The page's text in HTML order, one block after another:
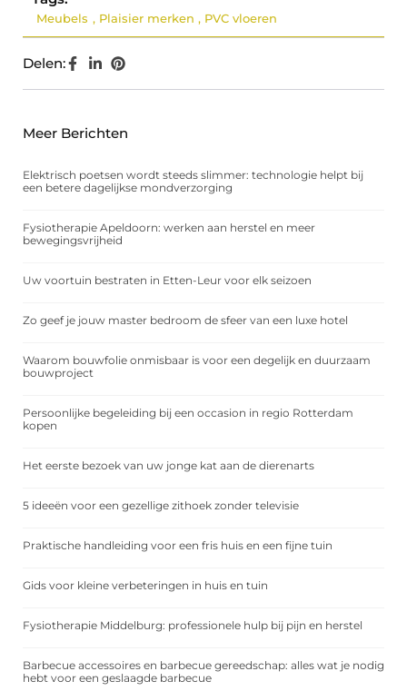
Meubels , Plaisier merken , PVC vloeren
Delen:
Meer Berichten
Elektrisch poetsen wordt steeds slimmer: technologie helpt bij
een betere dagelijkse mondverzorging
Fysiotherapie Apeldoorn: werken aan herstel en meer
bewegingsvrijheid
Uw voortuin bestraten in Etten-Leur voor elk seizoen
Zo geef je jouw master bedroom de sfeer van een luxe hotel
Waarom bouwfolie onmisbaar is voor een degelijk en duurzaam
bouwproject
Persoonlijke begeleiding bij een occasion in regio Rotterdam
kopen
Het eerste bezoek van uw jonge kat aan de dierenarts
5 ideeën voor een gezellige zithoek zonder televisie
Praktische handleiding voor een fris huis en een fijne tuin
Gids voor kleine verbeteringen in huis en tuin
Fysiotherapie Middelburg: professionele hulp bij pijn en herstel
Barbecue accessoires en barbecue gereedschap: alles wat je nodig
hebt voor een geslaagde barbecue